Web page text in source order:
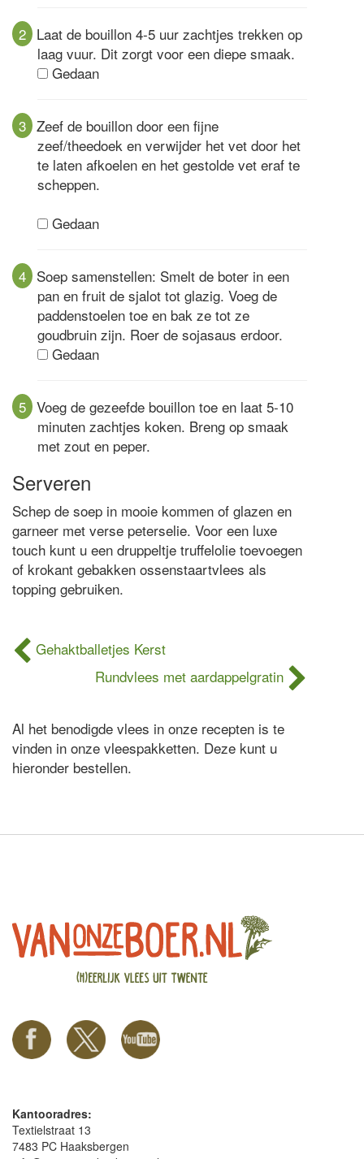
2 Laat de bouillon 4-5 uur zachtjes trekken op
laag vuur. Dit zorgt voor een diepe smaak.
Gedaan
3 Zeef de bouillon door een fijne
zeef/theedoek en verwijder het vet door het
te laten afkoelen en het gestolde vet eraf te
scheppen.
Gedaan
4 Soep samenstellen: Smelt de boter in een
pan en fruit de sjalot tot glazig. Voeg de
paddenstoelen toe en bak ze tot ze
goudbruin zijn. Roer de sojasaus erdoor.
Gedaan
5 Voeg de gezeefde bouillon toe en laat 5-10
minuten zachtjes koken. Breng op smaak
met zout en peper.
Serveren
Schep de soep in mooie kommen of glazen en
garneer met verse peterselie. Voor een luxe
touch kunt u een druppeltje truffelolie toevoegen
of krokant gebakken ossenstaartvlees als
topping gebruiken.
Gehaktballetjes Kerst
Rundvlees met aardappelgratin
Al het benodigde vlees in onze recepten is te
vinden in onze vleespakketten. Deze kunt u
hieronder bestellen.
Kantooradres:
Textielstraat 13
7483 PC Haaksbergen